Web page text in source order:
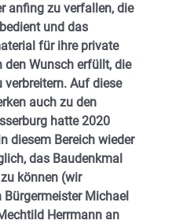
anfing zu verfallen, die
und das
für ihre private
den Wunsch erfüllt, die
verbreitern. Auf diese
auch zu den
hatte 2020
diesem Bereich wieder
das Baudenkmal
können (wir
Michael
Herrmann an